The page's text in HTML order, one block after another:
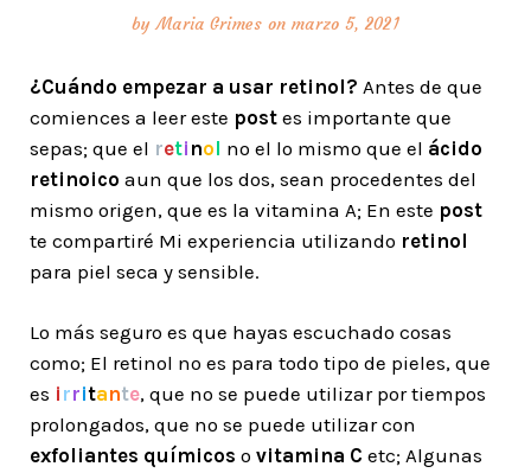
byMaria Grimes on marzo 5, 2021
¿Cuándo empezar a usar retinol? Antes de que
comiences a leer este post es importante que
sepas; que el reti nol no el lo mismo que el ácido
retinoico aun que los dos, sean procedentes del
mismo origen, que es la vitamina A; En este post
te compartiré Mi experiencia utilizando retinol
para piel seca y sensible.
Lo más seguro es que hayas escuchado cosas
como; El retinol no es para todo tipo de pieles, que
es i rritante, que no se puede utilizar por tiempos
prolongados, que no se puede utilizar con
exfoliantes químicos o vitamina C etc; Algunas